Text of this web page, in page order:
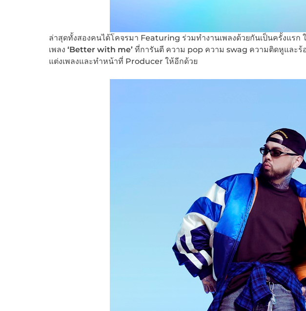
ล่าสุดทั้งสองคนได้โคจรมา Featuring ร่วมทำงานเพลงด้วยกันเป็นครั้งแรก
เพลง ‘Better with me’ ที่การันตี ความ pop ความ swag ความติดหูและร้
แต่งเพลงและทำหน้าที่ Producer ให้อีกด้วย